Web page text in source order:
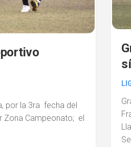
por la 3ra fecha del
Zona Campeonato; el